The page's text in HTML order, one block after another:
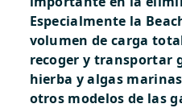
Especialmente la
volumen de carga
recoger y transportar
hierba y algas
otros modelos de las